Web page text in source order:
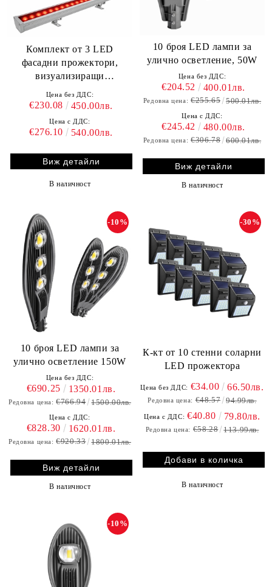
Комплект от 3 LED
фасадни прожектори,
визуализиращи
Цена без ДДС:
€230.08 450.00лв.
Цена с ДДС:
€276.10 540.00лв.
Виж детайли
В наличност
10 броя LED лампи за
улично осветление, 50W
Цена без ДДС:
€204.52 400.01лв.
Редовна цена: €255.65 500.01лв.
Цена с ДДС:
€245.42 480.00лв.
Редовна цена: €306.78 600.01лв.
Виж детайли
В наличност
10 броя LED лампи за
улично осветление 150W
-10%
Цена без ДДС:
€690.25 1350.01лв.
Редовна цена: €766.94 1500.00лв.
Цена с ДДС:
€828.30 1620.01лв.
Редовна цена: €920.33 1800.01лв.
Виж детайли
В наличност
К-кт от 10 стенни соларни
LED прожектора
-30%
Цена без ДДС: €34.00 66.50лв.
Редовна цена: €48.57 94.99лв.
Цена с ДДС: €40.80 79.80лв.
Редовна цена: €58.28 113.99лв.
В наличност
-10%